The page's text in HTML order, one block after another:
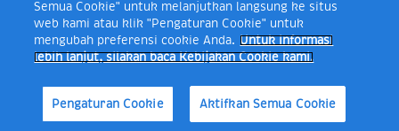
4 buah tomat, potong sesuai selera
4 lembar daun salam
4 batang daun bawang, iris-iris
2 ruas jempol lengkuas, geprek
2 batang serai, geprek
Beranda
Sahur
Takjil
Resep
Kue
Ramadan
Semua Cookie" untuk melanjutkan langsung ke situs
web kami atau klik "Pengaturan Cookie" untuk
mengubah preferensi cookie Anda.
Untuk informasi
lebih lanjut, silakan baca Kebijakan Cookie kami.
Pengaturan Cookie Aktifkan Semua Cookie